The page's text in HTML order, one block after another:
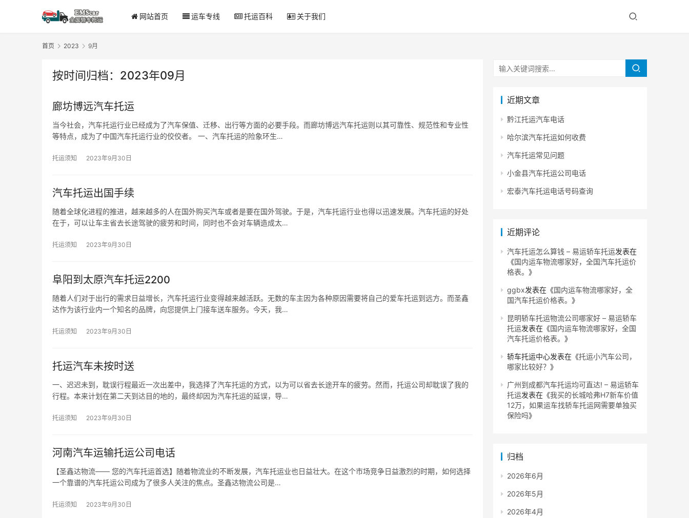
网站首页 运车专线 托运百科 关于我们
首页 2023 9月
按时间归档：2023年09月
廊坊博远汽车托运
当今社会，汽车托运行业已经成为了汽车保值、迁移、出行等方面的必要手段。而廊坊博远汽车托运则以其可靠性、规范性和专业性
等特点，成为了中国汽车托运行业的佼佼者。 一、汽车托运的险象环生…
托运须知 2023年9月30日
汽车托运出国手续
随着全球化进程的推进，越来越多的人在国外购买汽车或者是要在国外驾驶。于是，汽车托运行业也得以迅速发展。汽车托运的好处
在于，可以让车主省去长途驾驶的疲劳和时间，同时也不会对车辆造成太…
托运须知 2023年9月30日
阜阳到太原汽车托运2200
随着人们对于出行的需求日益增长，汽车托运行业变得越来越活跃。无数的车主因为各种原因需要将自己的爱车托运到远方。而圣鑫
达作为该行业内一个知名的品牌，向您提供上门接车送车服务。今天，我…
托运须知 2023年9月30日
托运汽车未按时送
一、迟迟未到，耽误行程最近一次出差中，我选择了汽车托运的方式，以为可以省去长途开车的疲劳。然而，托运公司却耽误了我的
行程。本来计划在第二天到达目的地的，最终却因为汽车托运的延误，导…
托运须知 2023年9月30日
河南汽车运输托运公司电话
【圣鑫达物流—— 您的汽车托运首选】随着物流业的不断发展，汽车托运业也日益壮大。在这个市场竞争日益激烈的时期，如何选择
一个靠谱的汽车托运公司成为了很多人关注的焦点。圣鑫达物流公司是…
托运须知 2023年9月30日
近期文章
黔江托运汽车电话
哈尔滨汽车托运如何收费
汽车托运常见问题
小金县汽车托运公司电话
宏泰汽车托运电话号码查询
近期评论
汽车托运怎么算钱 – 易运轿车托运发表在
《国内运车物流哪家好，全国汽车托运价
格表。 》
ggbx发表在《国内运车物流哪家好，全
国汽车托运价格表。 》
昆明轿车托运物流公司哪家好 – 易运轿车
托运发表在《国内运车物流哪家好，全国
汽车托运价格表。 》
轿车托运中心发表在《托运小汽车公司，
哪家比较好？ 》
广州到成都汽车托运均可直达! – 易运轿车
托运发表在《我买的长城哈弗H7新车价值
12万，如果运车找轿车托运网需要单独买
保险吗》
归档
2026年6月
2026年5月
2026年4月